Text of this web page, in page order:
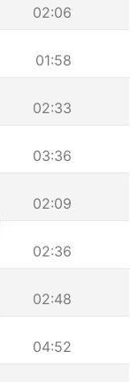
02:06
01:58
02:33
03:36
02:09
02:36
02:48
04:52